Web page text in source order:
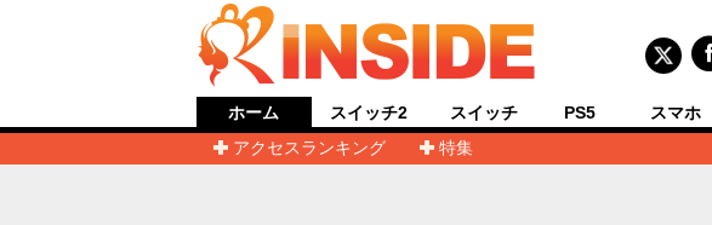
ホーム
アクセスランキング
特集
スイッチ2 スイッチ PS5 スマホ